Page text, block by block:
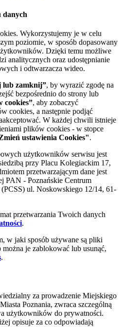
danych
Wykorzystujemy je w celu
poziomie, w sposób dopasowany
Dzięki temu możliwe
analitycznych oraz udostępnianie
i odtwarzacza wideo.
lub zamknij”, by wyrazić zgodę na
bezpośrednio do strony lub
cookies”, aby zobaczyć
cookies, a następnie podjąć
W każdej chwili istnieje
plików cookies - w stopce
ustawienia Cookies".
użytkowników serwisu jest
przy Placu Kolegiackim 17,
przetwarzającym dane jest
PAN - Poznańskie Centrum
ul. Noskowskiego 12/14, 61-
przetwarzania Twoich danych
.
w jaki sposób używane są pliki
je zablokować lub usunąć,
.
za prowadzenie Miejskiego
Poznania, zwraca szczególną
użytkowników do prywatności.
opisuje za co odpowiadają